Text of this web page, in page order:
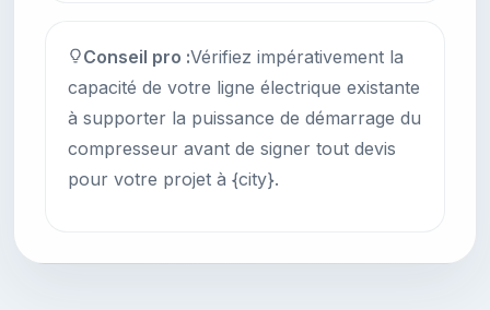
Conseil pro :Vérifiez impérativement la
capacité de votre ligne électrique existante
à supporter la puissance de démarrage du
compresseur avant de signer tout devis
pour votre projet à {city}.